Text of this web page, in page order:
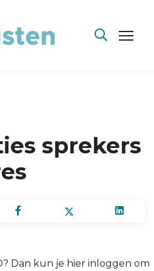
sprekers
Dan kun je hier inloggen om